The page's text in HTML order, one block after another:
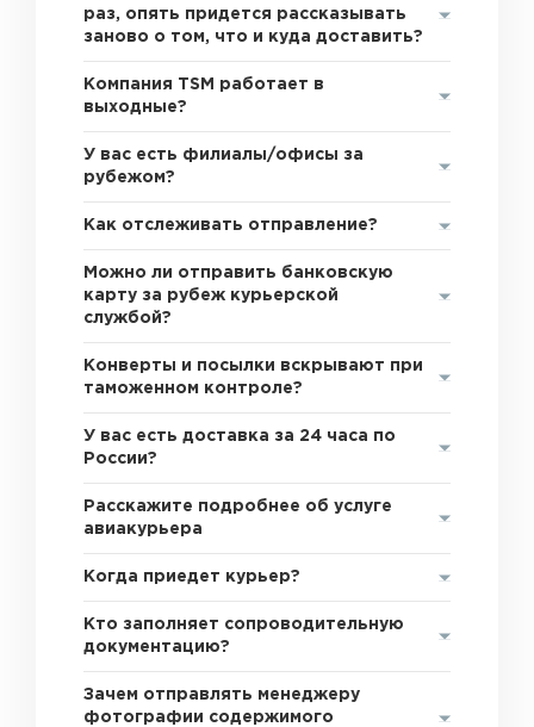
раз, опять придется рассказывать
заново о том, что и куда доставить?
Компания TSM работает в
выходные?
У вас есть филиалы/офисы за
рубежом?
Как отслеживать отправление?
Можно ли отправить банковскую
карту за рубеж курьерской
службой?
Конверты и посылки вскрывают при
таможенном контроле?
У вас есть доставка за 24 часа по
России?
Расскажите подробнее об услуге
авиакурьера
Когда приедет курьер?
Кто заполняет сопроводительную
документацию?
Зачем отправлять менеджеру
фотографии содержимого